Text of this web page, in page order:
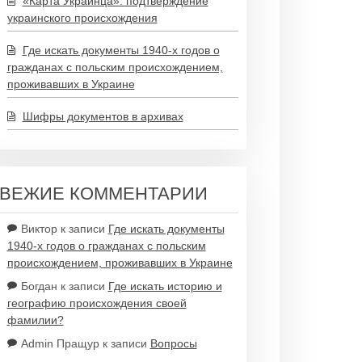
украинского происхождения
Где искать документы 1940-х годов о
гражданах с польским происхождением,
проживавших в Украине
Шифры документов в архивах
КОММЕНТАРИИ
Викторк записи Где искать документы
1940-х годов о гражданах с польским
происхождением, проживавших в Украине
Богдан к записи Где искать историю и
географию происхождения своей
фамилии?
Admin Пращурк записи Вопросы